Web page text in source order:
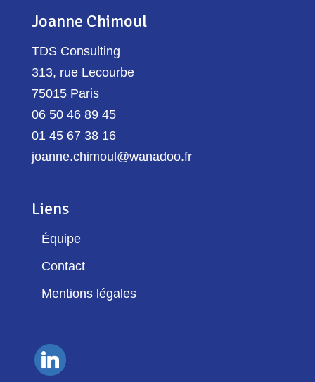
Joanne Chimoul
TDS Consulting
313, rue Lecourbe
75015 Paris
06 50 46 89 45
01 45 67 38 16
joanne.chimoul@wanadoo.fr
Liens
Équipe
Contact
Mentions légales